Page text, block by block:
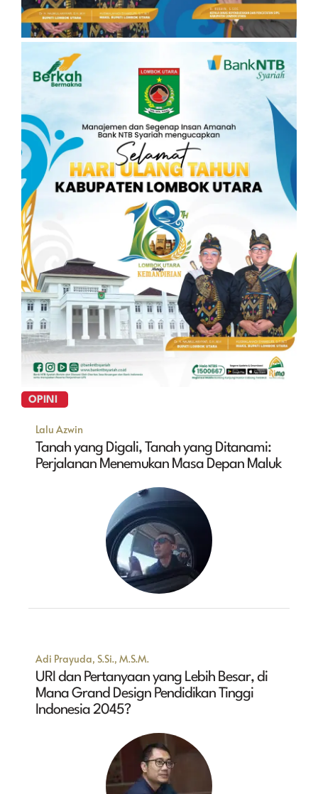
OPINI
Lalu Azwin
Tanah yang Digali, Tanah yang Ditanami:
Perjalanan Menemukan Masa Depan Maluk
Adi Prayuda, S.Si., M.S.M.
URI dan Pertanyaan yang Lebih Besar, di
Mana Grand Design Pendidikan Tinggi
Indonesia 2045?